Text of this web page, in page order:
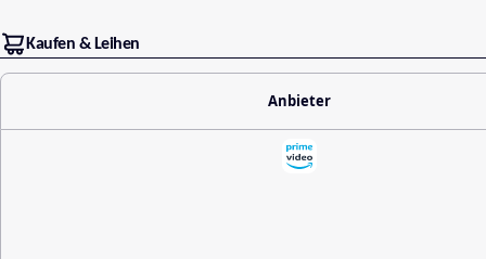
Kaufen & Leihen
Anbieter